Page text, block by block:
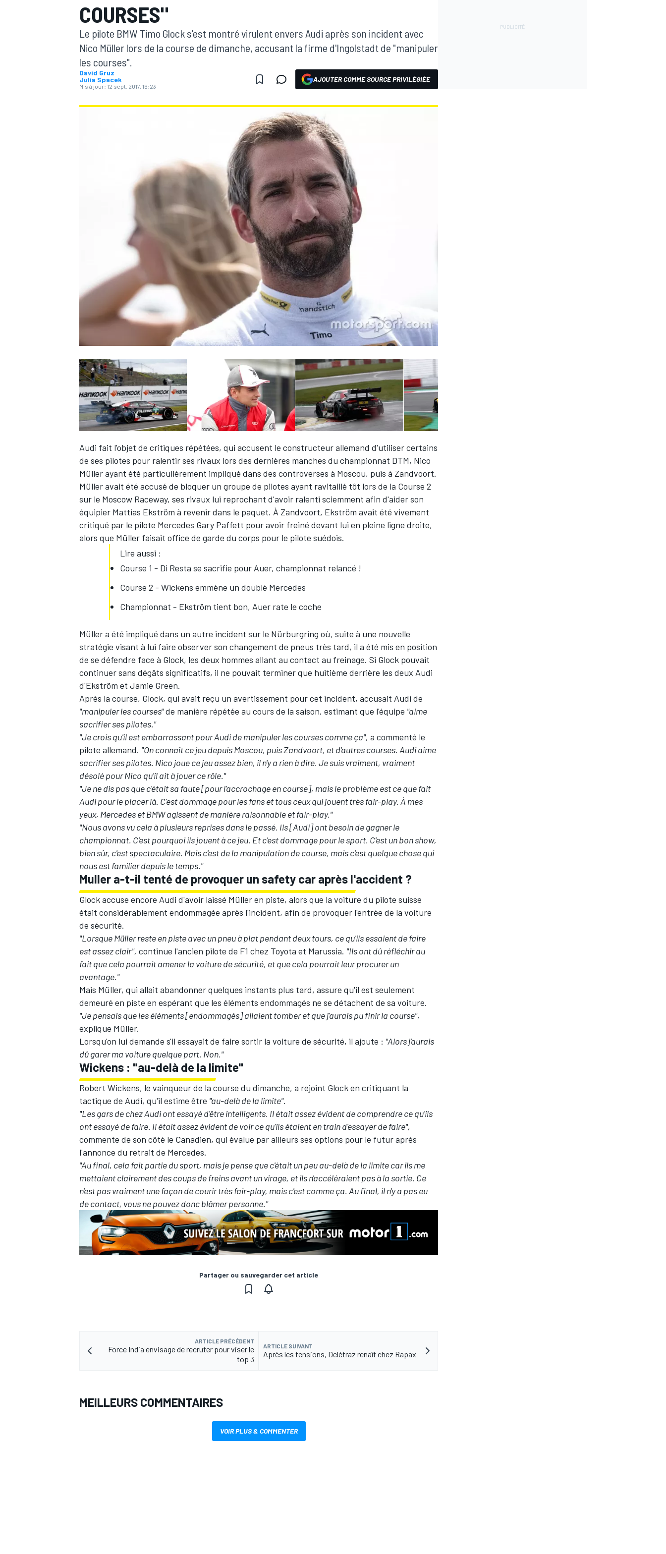
MOTOGP
WEC
AUTRES CHAMPIONNATS
COURSES"
Le pilote BMW Timo Glock s'est montré virulent envers Audi après son incident avec
Nico Müller lors de la course de dimanche, accusant la firme d'Ingolstadt de "manipuler
les courses".
David Gruz
Julia Spacek
Mis à jour: 12 sept. 2017, 16:23
AJOUTER COMME SOURCE PRIVILÉGIÉE
Audi fait l'objet de critiques répétées, qui accusent le constructeur allemand d'utiliser certains
de ses pilotes pour ralentir ses rivaux lors des dernières manches du championnat DTM, Nico
Müller ayant été particulièrement impliqué dans des controverses à Moscou, puis à Zandvoort.
Müller avait été accusé de bloquer un groupe de pilotes ayant ravitaillé tôt lors de la Course 2
sur le Moscow Raceway, ses rivaux lui reprochant d'avoir ralenti sciemment afin d'aider son
équipier Mattias Ekström à revenir dans le paquet. À Zandvoort, Ekström avait été vivement
critiqué par le pilote Mercedes Gary Paffett pour avoir freiné devant lui en pleine ligne droite,
alors que Müller faisait office de garde du corps pour le pilote suédois.
Lire aussi :
Course 1 - Di Resta se sacrifie pour Auer, championnat relancé !
Course 2 - Wickens emmène un doublé Mercedes
Championnat - Ekström tient bon, Auer rate le coche
Müller a été impliqué dans un autre incident sur le Nürburgring où, suite à une nouvelle
stratégie visant à lui faire observer son changement de pneus très tard, il a été mis en position
de se défendre face à Glock, les deux hommes allant au contact au freinage. Si Glock pouvait
continuer sans dégâts significatifs, il ne pouvait terminer que huitième derrière les deux Audi
d'Ekström et Jamie Green.
Après la course, Glock, qui avait reçu un avertissement pour cet incident, accusait Audi de
"manipuler les courses"de manière répétée au cours de la saison, estimant que l'équipe "aime
sacrifier ses pilotes."
"Je crois qu'il est embarrassant pour Audi de manipuler les courses comme ça", a commenté le
pilote allemand. "On connaît ce jeu depuis Moscou, puis Zandvoort, et d'autres courses. Audi aime
sacrifier ses pilotes. Nico joue ce jeu assez bien, il n'y a rien à dire. Je suis vraiment, vraiment
désolé pour Nico qu'il ait à jouer ce rôle."
"Je ne dis pas que c'était sa faute [pour l'accrochage en course], mais le problème est ce que fait
Audi pour le placer là. C'est dommage pour les fans et tous ceux qui jouent très fair-play. À mes
yeux, Mercedes et BMW agissent de manière raisonnable et fair-play."
"Nous avons vu cela à plusieurs reprises dans le passé. Ils [Audi] ont besoin de gagner le
championnat. C'est pourquoi ils jouent à ce jeu. Et c'est dommage pour le sport. C'est un bon show,
bien sûr, c'est spectaculaire. Mais c'est de la manipulation de course, mais c'est quelque chose qui
nous est familier depuis le temps."
Muller a-t-il tenté de provoquer un safety car après l'accident ?
Glock accuse encore Audi d'avoir laissé Müller en piste, alors que la voiture du pilote suisse
était considérablement endommagée après l'incident, afin de provoquer l'entrée de la voiture
de sécurité.
"Lorsque Müller reste en piste avec un pneu à plat pendant deux tours, ce qu'ils essaient de faire
est assez clair", continue l'ancien pilote de F1 chez Toyota et Marussia. "Ils ont dû réfléchir au
fait que cela pourrait amener la voiture de sécurité, et que cela pourrait leur procurer un
avantage."
Mais Müller, qui allait abandonner quelques instants plus tard, assure qu'il est seulement
demeuré en piste en espérant que les éléments endommagés ne se détachent de sa voiture.
"Je pensais que les éléments [endommagés] allaient tomber et que j'aurais pu finir la course",
explique Müller.
Lorsqu'on lui demande s'il essayait de faire sortir la voiture de sécurité, il ajoute : "Alors j'aurais
dû garer ma voiture quelque part. Non."
Wickens : "au-delà de la limite"
Robert Wickens, le vainqueur de la course du dimanche, a rejoint Glock en critiquant la
tactique de Audi, qu'il estime être "au-delà de la limite".
"Les gars de chez Audi ont essayé d'être intelligents. Il était assez évident de comprendre ce qu'ils
ont essayé de faire. Il était assez évident de voir ce qu'ils étaient en train d'essayer de faire",
commente de son côté le Canadien, qui évalue par ailleurs ses options pour le futuraprès
l'annonce du retrait de Mercedes.
"Au final, cela fait partie du sport, mais je pense que c'était un peu au-delà de la limite car ils me
mettaient clairement des coups de freins avant un virage, et ils n'accéléraient pas à la sortie. Ce
n'est pas vraiment une façon de courir très fair-play, mais c'est comme ça. Au final, il n'y a pas eu
de contact, vous ne pouvez donc blâmer personne."
Partager ou sauvegarder cet article
ARTICLE PRÉCÉDENT
Force India envisage de recruter pour viser le
top 3
ARTICLE SUIVANT
Après les tensions, Delétraz renaît chez Rapax
MEILLEURS COMMENTAIRES
VOIR PLUS & COMMENTER